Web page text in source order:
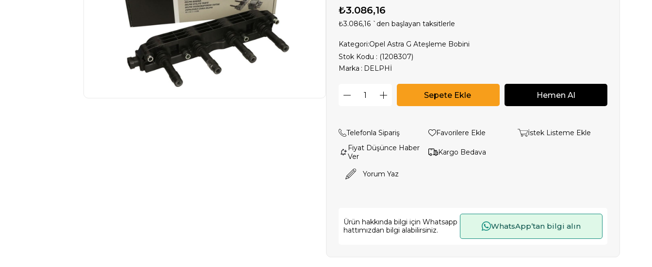
₺3.086,16
₺3.086,16 `den başlayan taksitlerle
Kategori:Opel Astra G Ateşleme Bobini
Stok Kodu
(1208307)
Marka : DELPHİ
Telefonla Sipariş Favorilere Ekle
İstek Listeme Ekle
Fiyat Düşünce Haber
Ver
Kargo Bedava
Yorum Yaz
Ürün hakkında bilgi için Whatsapp
hattımızdan bilgi alabilirsiniz.
WhatsApp’tan bilgi alın